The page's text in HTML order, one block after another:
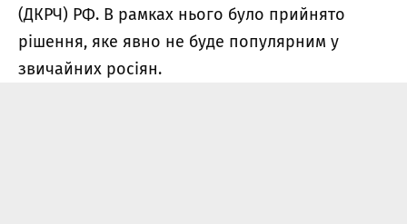
(ДКРЧ) РФ. В рамках нього було прийнято
рішення, яке явно не буде популярним у
звичайних росіян.